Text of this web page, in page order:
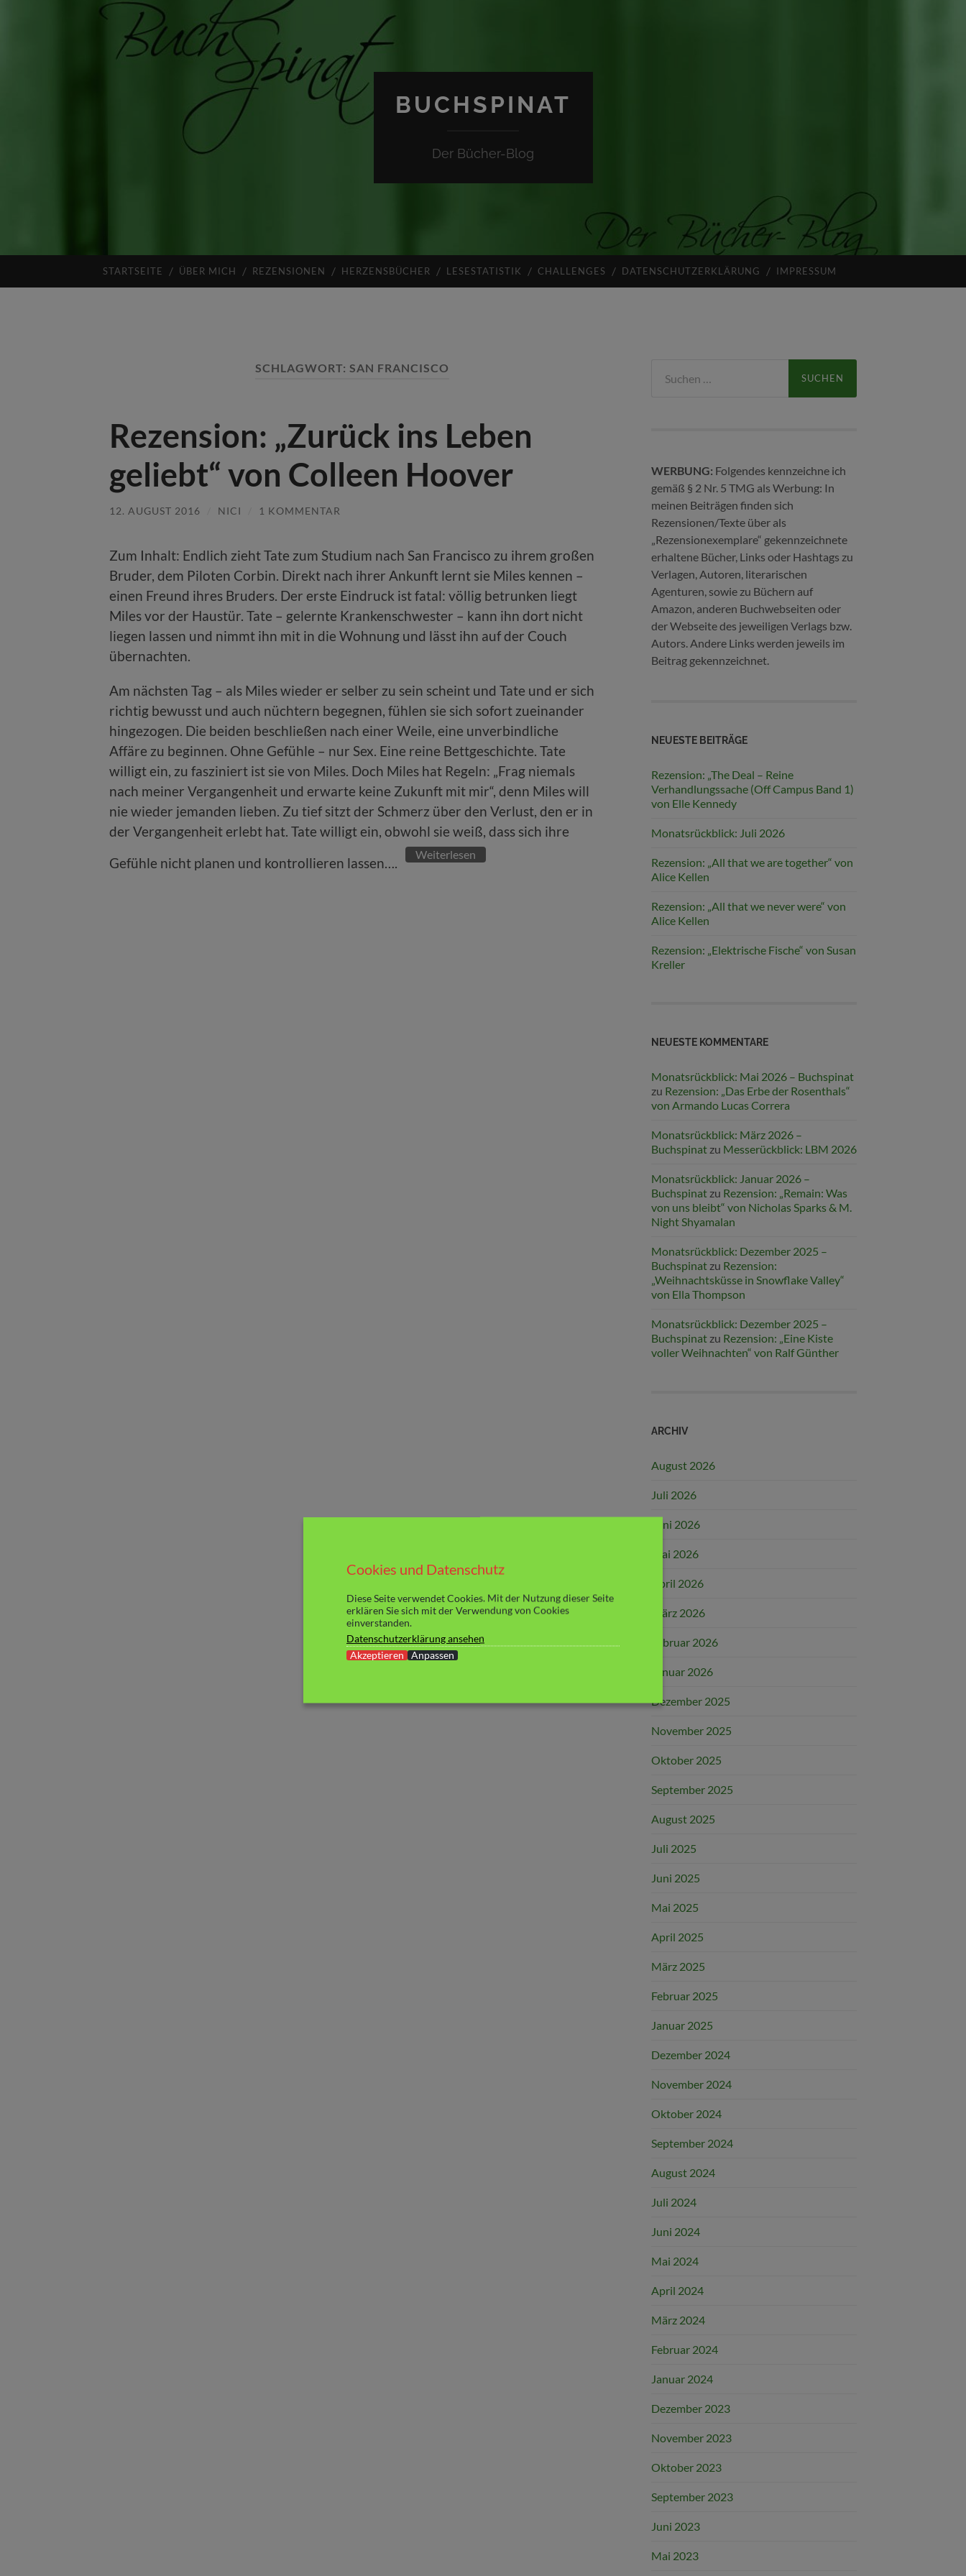
BUCHSPINAT
Der Bücher-Blog
STARTSEITE ÜBER MICH REZENSIONEN HERZENSBÜCHER LESESTATISTIK CHALLENGES DATENSCHUTZERKLÄRUNG IMPRESSUM
SCHLAGWORT: SAN FRANCISCO
Rezension: „Zurück ins Leben
geliebt“ von Colleen Hoover
12. AUGUST 2016 NICI 1 KOMMENTAR
Zum Inhalt: Endlich zieht Tate zum Studium nach San Francisco zu ihrem großen
Bruder, dem Piloten Corbin. Direkt nach ihrer Ankunft lernt sie Miles kennen –
einen Freund ihres Bruders. Der erste Eindruck ist fatal: völlig betrunken liegt
Miles vor der Haustür. Tate – gelernte Krankenschwester – kann ihn dort nicht
liegen lassen und nimmt ihn mit in die Wohnung und lässt ihn auf der Couch
übernachten.
Am nächsten Tag – als Miles wieder er selber zu sein scheint und Tate und er sich
richtig bewusst und auch nüchtern begegnen, fühlen sie sich sofort zueinander
hingezogen. Die beiden beschließen nach einer Weile, eine unverbindliche
Affäre zu beginnen. Ohne Gefühle – nur Sex. Eine reine Bettgeschichte. Tate
willigt ein, zu fasziniert ist sie von Miles. Doch Miles hat Regeln: „Frag niemals
nach meiner Vergangenheit und erwarte keine Zukunft mit mir“, denn Miles will
nie wieder jemanden lieben. Zu tief sitzt der Schmerz über den Verlust, den er in
der Vergangenheit erlebt hat. Tate willigt ein, obwohl sie weiß, dass sich ihre
Gefühle nicht planen und kontrollieren lassen….
Weiterlesen
nach:
WERBUNG: Folgendes kennzeichne ich
gemäß § 2 Nr. 5 TMG als Werbung: In
meinen Beiträgen finden sich
Rezensionen/Texte über als
„Rezensionexemplare“ gekennzeichnete
erhaltene Bücher, Links oder Hashtags zu
Verlagen, Autoren, literarischen
Agenturen, sowie zu Büchern auf
Amazon, anderen Buchwebseiten oder
der Webseite des jeweiligen Verlags bzw.
Autors. Andere Links werden jeweils im
Beitrag gekennzeichnet.
NEUESTE BEITRÄGE
Rezension: „The Deal – Reine
Verhandlungssache (Off Campus Band 1)
von Elle Kennedy
Monatsrückblick: Juli 2026
Rezension: „All that we are together“ von
Alice Kellen
Rezension: „All that we never were“ von
Alice Kellen
Rezension: „Elektrische Fische“ von Susan
Kreller
NEUESTE KOMMENTARE
Monatsrückblick: Mai 2026 – Buchspinat
zu Rezension: „Das Erbe der Rosenthals“
von Armando Lucas Correra
Monatsrückblick: März 2026 –
Buchspinat zu Messerückblick: LBM 2026
Monatsrückblick: Januar 2026 –
Buchspinat zu Rezension: „Remain: Was
von uns bleibt“ von Nicholas Sparks & M.
Night Shyamalan
Monatsrückblick: Dezember 2025 –
Buchspinat zu Rezension:
„Weihnachtsküsse in Snowflake Valley“
von Ella Thompson
Monatsrückblick: Dezember 2025 –
Buchspinat zu Rezension: „Eine Kiste
voller Weihnachten“ von Ralf Günther
ARCHIV
August 2026
Juli 2026
Juni 2026
Mai 2026
April 2026
März 2026
Februar 2026
Januar 2026
Dezember 2025
November 2025
Oktober 2025
September 2025
August 2025
Juli 2025
Juni 2025
Mai 2025
April 2025
März 2025
Februar 2025
Januar 2025
Dezember 2024
November 2024
Oktober 2024
September 2024
August 2024
Juli 2024
Juni 2024
Mai 2024
April 2024
März 2024
Februar 2024
Januar 2024
Dezember 2023
November 2023
Oktober 2023
September 2023
Juni 2023
Mai 2023
Cookies und Datenschutz
Diese Seite verwendet Cookies. Mit der Nutzung dieser Seite
erklären Sie sich mit der Verwendung von Cookies
einverstanden.
Datenschutzerklärung ansehen
Akzeptieren
Anpassen